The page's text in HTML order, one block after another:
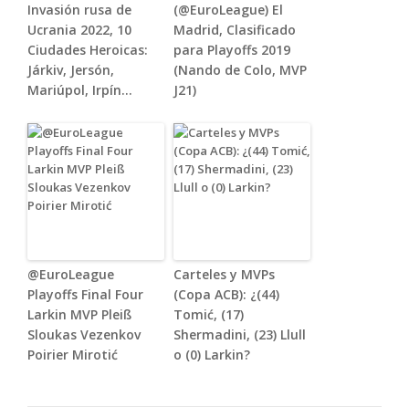
Invasión rusa de
Ucrania 2022, 10
Ciudades Heroicas:
Járkiv, Jersón,
Mariúpol, Irpín…
(@EuroLeague) El
Madrid, Clasificado
para Playoffs 2019
(Nando de Colo, MVP
J21)
@EuroLeague
Playoffs Final Four
Larkin MVP Pleiß
Sloukas Vezenkov
Poirier Mirotić
Carteles y MVPs
(Copa ACB): ¿(44)
Tomić, (17)
Shermadini, (23) Llull
o (0) Larkin?